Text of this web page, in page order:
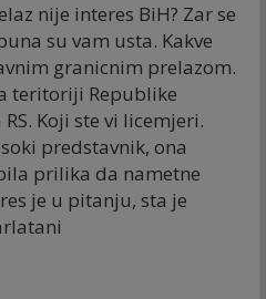
nije interes BiH? Zar se
su vam usta. Kakve
granicnim prelazom.
teritoriji Republike
Koji ste vi licemjeri.
predstavnik, ona
prilika da nametne
je u pitanju, sta je